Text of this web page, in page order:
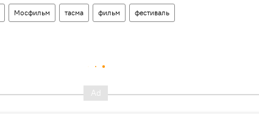
Мосфильм тасма фильм фестиваль